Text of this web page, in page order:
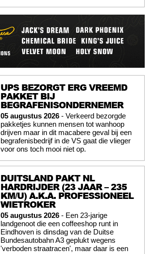
UPS BEZORGT ERG VREEMD
PAKKET BIJ
BEGRAFENISONDERNEMER
05 augustus 2026 - Verkeerd bezorgde
pakketjes kunnen mensen tot wanhoop
drijven maar in dit macabere geval bij een
begrafenisbedrijf in de VS gaat die vlieger
voor ons toch mooi niet op.
DUITSLAND PAKT NL
HARDRIJDER (23 JAAR – 235
KM/U) A.K.A. PROFESSIONEEL
WIETROKER
05 augustus 2026 - Een 23-jarige
landgenoot die een coffeeshop runt in
Eindhoven is dinsdag van de Duitse
Bundesautobahn A3 geplukt wegens
'verboden straatracen', maar daar is een